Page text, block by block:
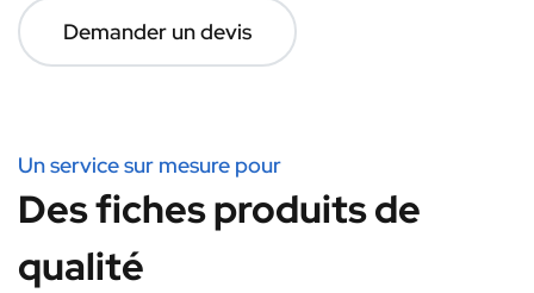
Demander un devis
Un service sur mesure pour
Des fiches produits de
qualité